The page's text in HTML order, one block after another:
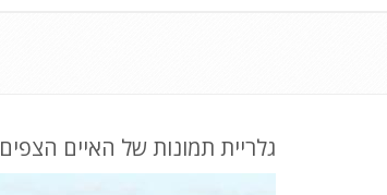
גלריית תמונות של האיים הצפים